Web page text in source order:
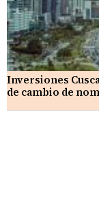
Inversiones
de cambio de